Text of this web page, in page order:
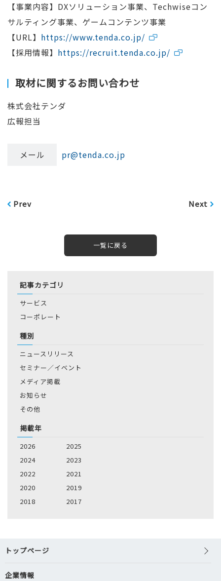
【事業内容】DXソリューション事業、Techwiseコン
サルティング事業、ゲームコンテンツ事業
【URL】 https://www.tenda.co.jp/
【採用情報】 https://recruit.tenda.co.jp/
取材に関するお問い合わせ
株式会社テンダ
広報担当
メール pr@tenda.co.jp
Prev Next
一覧に戻る
記事カテゴリ
サービス
コーポレート
種別
ニュースリリース
セミナー／イベント
メディア掲載
お知らせ
その他
掲載年
2026
2025
2024
2023
2022
2021
2020
2019
2018
2017
トップページ
企業情報